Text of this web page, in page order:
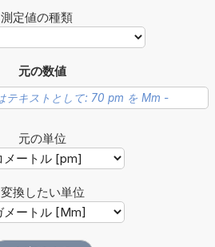
測定値の種類
元の数値
元の単位
変換したい単位